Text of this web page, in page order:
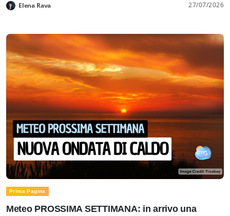
Elena Rava 27/07/2026
Prima Pagina
Meteo PROSSIMA SETTIMANA: in arrivo una